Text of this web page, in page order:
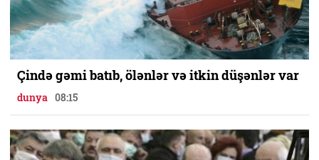
Çində gəmi batıb, ölənlər və itkin düşənlər var
dunya 08:15